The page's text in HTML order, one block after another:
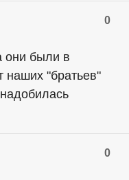
0
они были в
наших "братьев"
0